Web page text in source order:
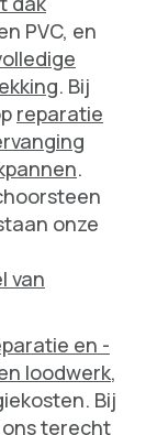
PVC, en
. Bij
reparatie
.
onze
van
en -
loodwerk,
Bij
terecht